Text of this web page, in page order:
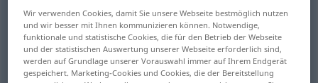
dark dunkelRaum etc
Wir verwenden Cookies, damit Sie unsere Webseite bestmöglich nutzen
und wir besser mit Ihnen kommunizieren können. Notwendige,
funktionale und statistische Cookies, die für den Betrieb der Webseite
und der statistischen Auswertung unserer Webseite erforderlich sind,
werden auf Grundlage unserer Vorauswahl immer auf Ihrem Endgerät
gespeichert. Marketing-Cookies und Cookies, die der Bereitstellung